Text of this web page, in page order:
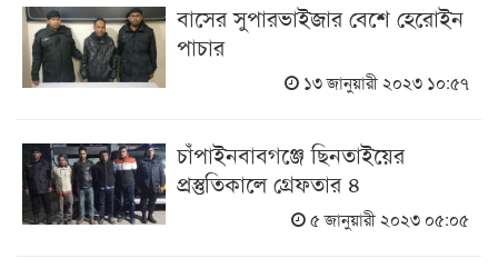
বাসের সুপারভাইজার বেশে হেরোইন
পাচার
১৩ জানুয়ারী ২০২৩ ১০:৫৭
চাঁপাইনবাবগঞ্জে ছিনতাইয়ের
প্রস্তুতিকালে গ্রেফতার ৪
৫ জানুয়ারী ২০২৩ ০৫:০৫